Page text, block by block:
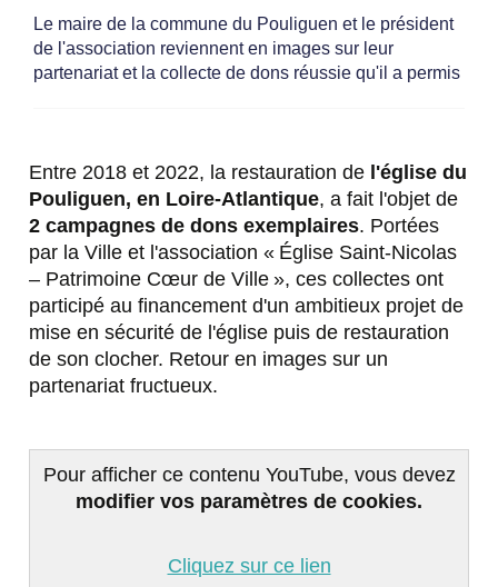
Le maire de la commune du Pouliguen et le président
de l'association reviennent en images sur leur
partenariat et la collecte de dons réussie qu'il a permis
Entre 2018 et 2022, la restauration de l'église du
Pouliguen, en Loire-Atlantique, a fait l'objet de
2 campagnes de dons exemplaires. Portées
par la Ville et l'association « Église Saint-Nicolas
– Patrimoine Cœur de Ville », ces collectes ont
participé au financement d'un ambitieux projet de
mise en sécurité de l'église puis de restauration
de son clocher. Retour en images sur un
partenariat fructueux.
Pour afficher ce contenu YouTube, vous devez
modifier vos paramètres de cookies.
Cliquez sur ce lien